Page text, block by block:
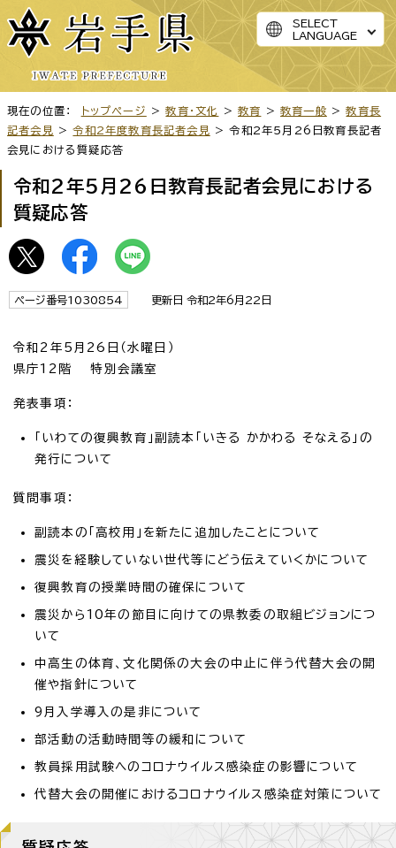
SELECT
LANGUAGE
現在の位置： トップページ >教育・文化 >教育 >教育一般 >教育長
記者会見
>令和2年度教育長記者会見
> 令和2年5月26日教育長記者
会見における質疑応答
令和2年5月26日教育長記者会見における
質疑応答
ページ番号1030854 更新日 令和2年6月22日
令和2年5月26日（水曜日）
県庁12階 特別会議室
発表事項：
「いわての復興教育」副読本「いきる かかわる そなえる」の
発行について
質問事項：
副読本の「高校用」を新たに追加したことについて
震災を経験していない世代等にどう伝えていくかについて
復興教育の授業時間の確保について
震災から10年の節目に向けての県教委の取組ビジョンにつ
いて
中高生の体育、文化関係の大会の中止に伴う代替大会の開
催や指針について
9月入学導入の是非について
部活動の活動時間等の緩和について
教員採用試験へのコロナウイルス感染症の影響について
代替大会の開催におけるコロナウイルス感染症対策について